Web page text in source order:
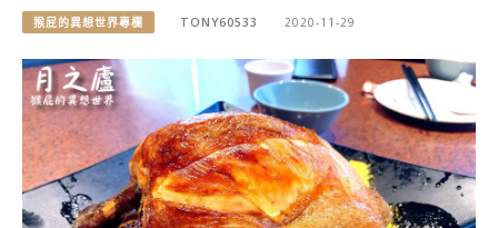
猴屁的異想世界專欄 TONY60533 2020-11-29